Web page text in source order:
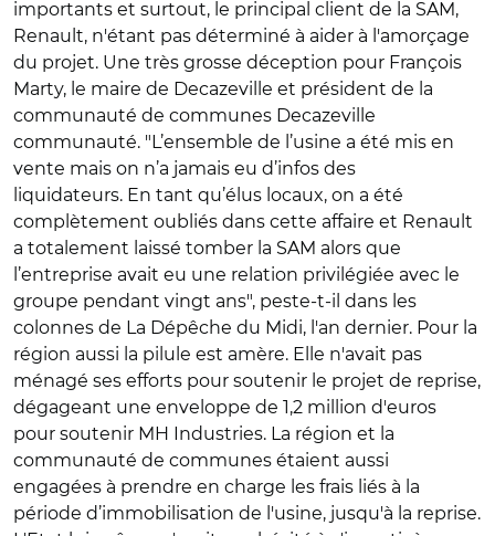
importants et surtout, le principal client de la SAM,
Renault, n'étant pas déterminé à aider à l'amorçage
du projet. Une très grosse déception pour François
Marty, le maire de Decazeville et président de la
communauté de communes Decazeville
communauté. "L’ensemble de l’usine a été mis en
vente mais on n’a jamais eu d’infos des
liquidateurs. En tant qu’élus locaux, on a été
complètement oubliés dans cette affaire et Renault
a totalement laissé tomber la SAM alors que
l’entreprise avait eu une relation privilégiée avec le
groupe pendant vingt ans", peste-t-il dans les
colonnes de La Dépêche du Midi, l'an dernier. Pour la
région aussi la pilule est amère. Elle n'avait pas
ménagé ses efforts pour soutenir le projet de reprise,
dégageant une enveloppe de 1,2 million d'euros
pour soutenir MH Industries. La région et la
communauté de communes étaient aussi
engagées à prendre en charge les frais liés à la
période d’immobilisation de l'usine, jusqu'à la reprise.